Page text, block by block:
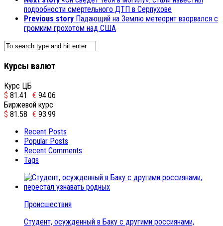
подробности смертельного ДТП в Серпухове
Previous story Падающий на Землю метеорит взорвался с
громким грохотом над США
Курсы валют
Курс ЦБ
$ 81.41 € 94.06
Биржевой курс
$ 81.58 € 93.99
Recent Posts
Popular Posts
Recent Comments
Tags
Происшествия
Студент, осужденный в Баку с другими россиянами,